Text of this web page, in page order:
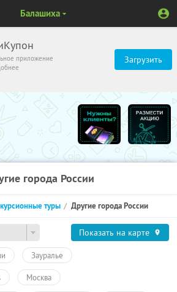
приложение
Загрузить
Балашиха
города России
туры Другие города России
Показать на карте
Зауралье
Москва